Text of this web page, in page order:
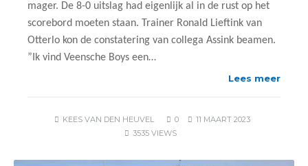
mager. De 8-0 uitslag had eigenlijk al in de rust op het
scorebord moeten staan. Trainer Ronald Lieftink van
Otterlo kon de constatering van collega Assink beamen.
”Ik vind Veensche Boys een…
Lees meer
KEES VAN DEN HEUVEL 0
11 MAART 2023
3535 VIEWS